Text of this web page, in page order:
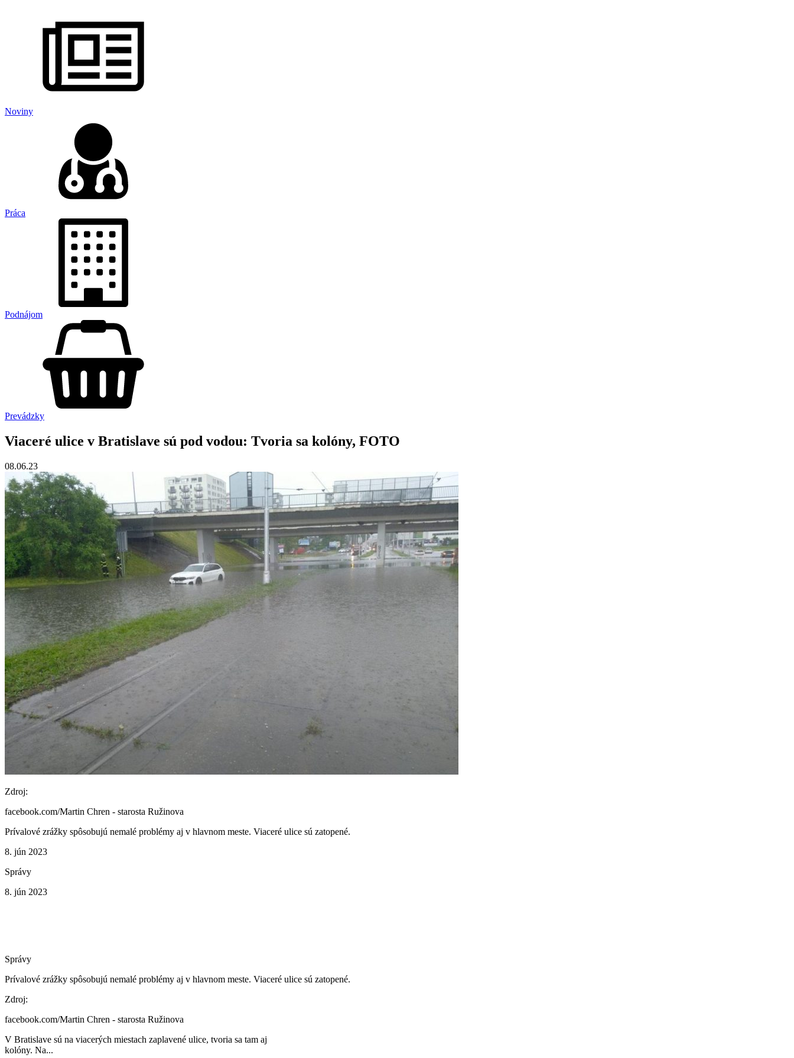
Noviny
Práca
Podnájom
Prevádzky
Viaceré ulice v Bratislave sú pod vodou: Tvoria sa kolóny, FOTO
08.06.23
Zdroj:
facebook.com/Martin Chren - starosta Ružinova
Prívalové zrážky spôsobujú nemalé problémy aj v hlavnom meste. Viaceré ulice sú zatopené.
8. jún 2023
Správy
8. jún 2023
Správy
Prívalové zrážky spôsobujú nemalé problémy aj v hlavnom meste. Viaceré ulice sú zatopené.
Zdroj:
facebook.com/Martin Chren - starosta Ružinova
V Bratislave sú na viacerých miestach zaplavené ulice, tvoria sa tam aj
kolóny. Na...